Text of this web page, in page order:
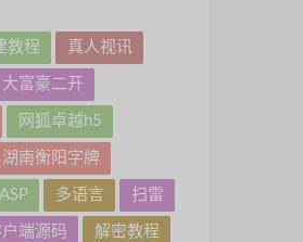
教程 真人视讯
大富豪二开
网狐卓越h5
湖南衡阳字牌
ASP 多语言 扫雷
户端源码 解密教程